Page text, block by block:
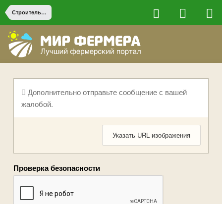
Строительство на ферме
Дополнительно отправьте сообщение с вашей
жалобой.
Указать URL изображения
Проверка безопасности